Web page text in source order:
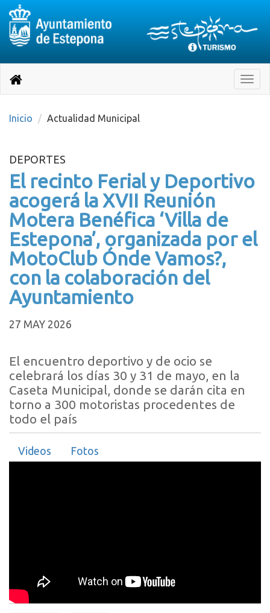
página
Toggle
Destino:
Volver
inicio
Inicio Actualidad Municipal
DEPORTES
El recinto Ferial y Deportivo
acogerá la XVII Reunión
Motera Benéfica ‘Villa de
Estepona’, organizada por el
MotoClub Ónde Vamos?,
con la colaboración del
Ayuntamiento
27 MAY 2026
El encuentro deportivo y de ocio se
celebrará los días 30 y 31 de mayo, en la
Caseta Municipal, donde se darán cita en
torno a 300 motoristas procedentes de
todo el país
Videos Fotos